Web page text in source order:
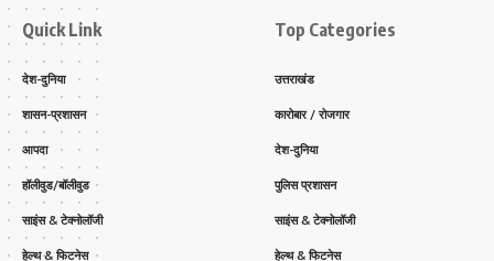
Quick Link
देश-दुनिया
शासन-प्रशासन
आपदा
हॉलीवुड/बॉलीवुड
साइंस & टेक्नोलॉजी
हेल्थ & फिटनेस
Top Categories
उत्तराखंड
कारोबार / रोजगार
देश-दुनिया
पुलिस प्रशासन
साइंस & टेक्नोलॉजी
हेल्थ & फिटनेस